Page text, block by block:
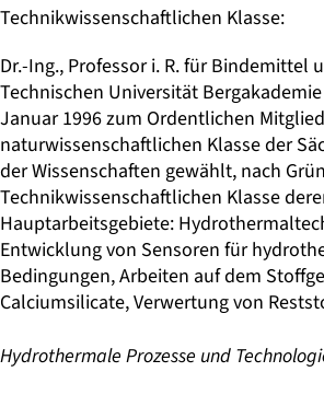
Technikwissenschaftlichen Klasse:
Dr.-Ing., Professor i. R. für Bindemittel
Technischen Universität
Januar 1996 zum Ordentlichen
naturwissenschaftlichen Klasse der
der Wissenschaften gewählt, nach
Technikwissenschaftlichen Klasse
Hauptarbeitsgebiete:
Entwicklung von Sensoren für
Bedingungen, Arbeiten auf dem
Calciumsilicate, Verwertung von
Hydrothermale Prozesse und